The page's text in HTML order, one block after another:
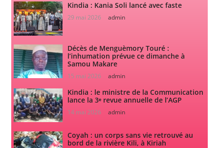
Kindia : Kania Soli lancé avec faste
29 mai 2026 admin
Décès de Menguèmory Touré :
l’inhumation prévue ce dimanche à
Samou Makare
15 mai 2026 admin
Kindia : le ministre de la Communication
lance la 3ᵉ revue annuelle de l’AGP
14 mai 2026 admin
Coyah : un corps sans vie retrouvé au
bord de la rivière Kili, à Kiriah